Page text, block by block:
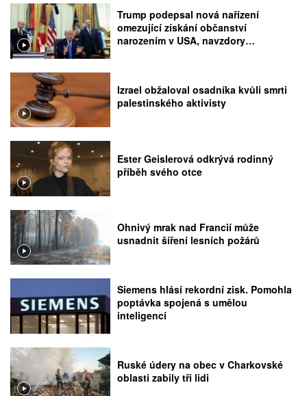
Trump podepsal nová nařízení
omezující získání občanství
narozením v USA, navzdory
Izrael obžaloval osadníka kvůli smrti
palestinského aktivisty
Ester Geislerová odkrývá rodinný
příběh svého otce
Ohnivý mrak nad Francií může
usnadnit šíření lesních požárů
Siemens hlásí rekordní zisk. Pomohla
poptávka spojená s umělou
inteligencí
Ruské údery na obec v Charkovské
oblasti zabily tři lidi